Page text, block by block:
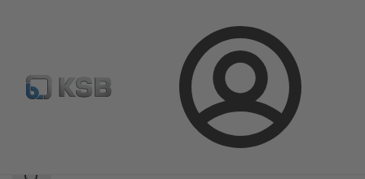
Login
Etaline-R